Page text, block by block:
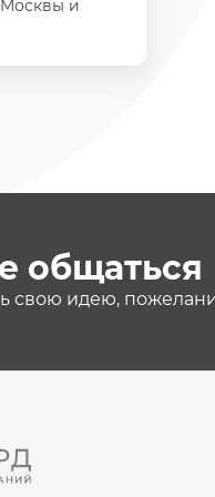
и
общаться
свою идею,